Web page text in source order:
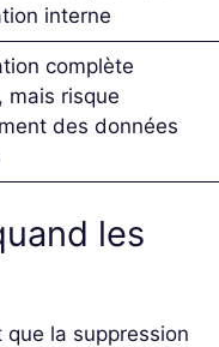
interne
complète
mais risque
des données
les
la suppression